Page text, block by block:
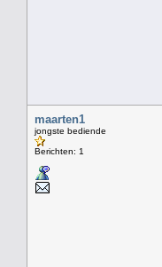
maarten1
jongste bediende
Berichten: 1